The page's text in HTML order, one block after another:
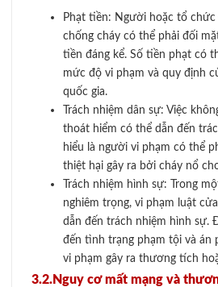
Phạt tiền: Người hoặc tổ
chống cháy có thể phải đối
tiền đáng kể. Số tiền phạt có
mức độ vi phạm và quy định
quốc gia.
Trách nhiệm dân sự: Việc
thoát hiểm có thể dẫn đến
hiểu là người vi phạm có thể
thiệt hại gây ra bởi cháy nổ
Trách nhiệm hình sự: Trong
nghiêm trọng, vi phạm luật
dẫn đến trách nhiệm hình sự.
đến tình trạng phạm tội và án
vi phạm gây ra thương tích
3.2.Nguy cơ mất mạng và